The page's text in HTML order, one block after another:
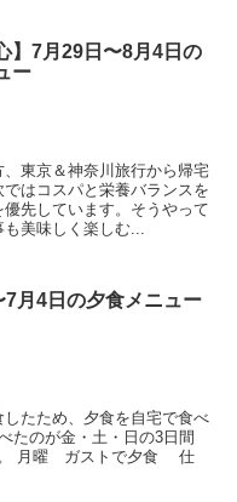
】7月29日〜8月4日の
ー
東京＆神奈川旅行から帰宅
はコスパと栄養バランスを
先しています。そうやって
美味しく楽しむ...
7月4日の夕食メニュー
たため、夕食を自宅で食べ
たのが金・土・日の3日間
。 月曜 ガストで夕食 仕